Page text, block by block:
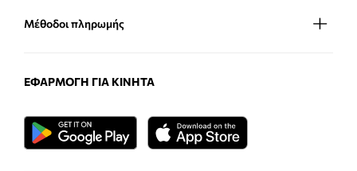
Μέθοδοι πληρωμής
ΕΦΑΡΜΟΓΉ ΓΙΑ ΚΙΝΗΤΆ